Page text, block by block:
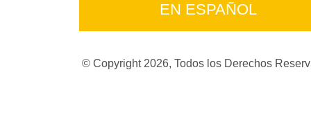
EN ESPAÑOL
© Copyright 2026, Todos los Derechos